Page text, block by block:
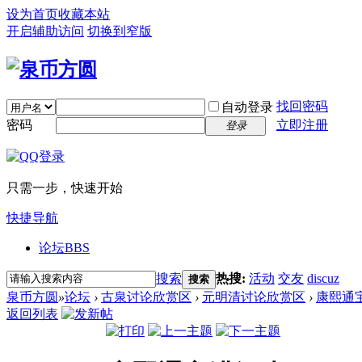
设为首页收藏本站
开启辅助访问 切换到窄版
自动登录 找回密码
密码
登录 立即注册
只需一步，快速开始
快捷导航
论坛BBS
搜索 搜索 热搜: 活动 交友 discuz
泉币方圆 »论坛 › 古泉讨论欣赏区 › 元明清讨论欣赏区 › 康熙通
返回列表